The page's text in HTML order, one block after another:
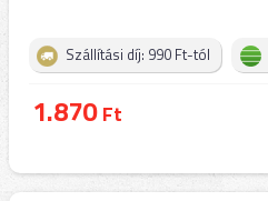
Szállítási díj: 990 Ft-tól
1.870Ft